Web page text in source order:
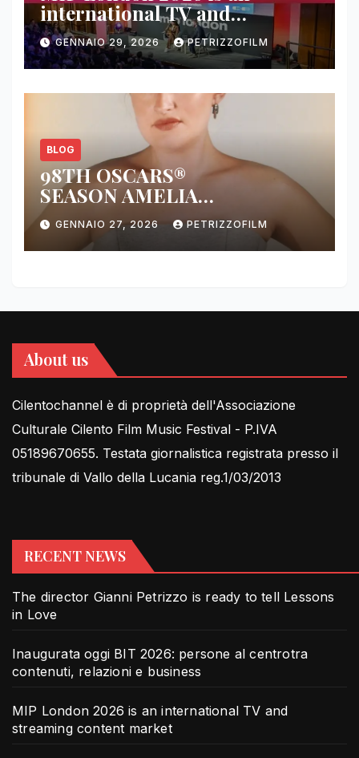
international TV and
streaming content market
GENNAIO 29, 2026 PETRIZZOFILM
BLOG
98TH OSCARS®
SEASON AMELIA
DIMOLDENBERG RETURNS
FOR THIRD YEAR
GENNAIO 27, 2026 PETRIZZOFILM
About us
Cilentochannel è di proprietà dell'Associazione
Culturale Cilento Film Music Festival - P.IVA
05189670655. Testata giornalistica registrata presso il
tribunale di Vallo della Lucania reg.1/03/2013
RECENT NEWS
The director Gianni Petrizzo is ready to tell Lessons
in Love
Inaugurata oggi BIT 2026: persone al centrotra
contenuti, relazioni e business
MIP London 2026 is an international TV and
streaming content market